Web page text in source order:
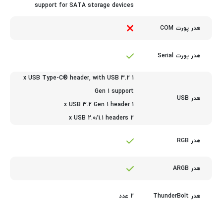
support for SATA storage devices
هدر پورت COM
هدر پورت Serial
هدر USB
1 x USB Type-C® header, with USB 3.2
Gen 1 support
1 x USB 3.2 Gen 1 header
2 x USB 2.0/1.1 headers
هدر RGB
هدر ARGB
هدر ThunderBolt 2 عدد